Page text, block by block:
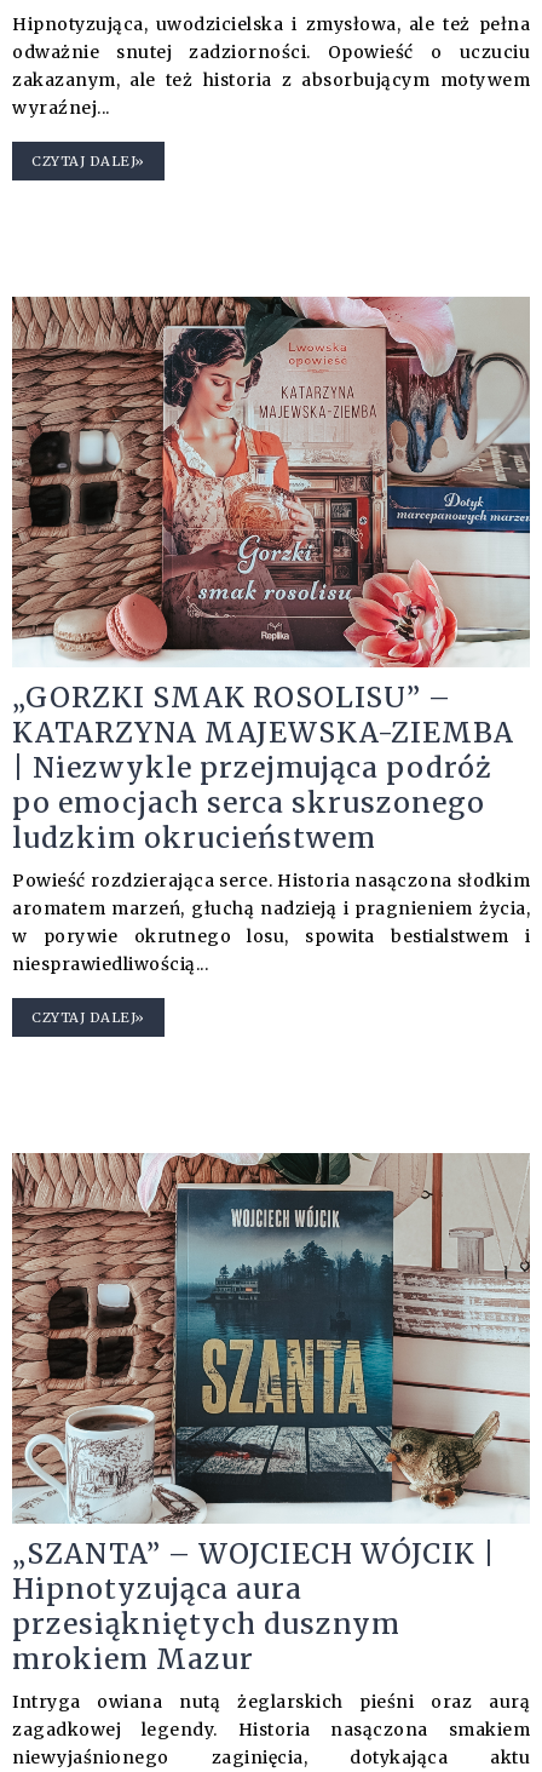
Hipnotyzująca, uwodzicielska i zmysłowa, ale też pełna
odważnie snutej zadziorności. Opowieść o uczuciu
zakazanym, ale też historia z absorbującym motywem
wyraźnej...
CZYTAJ DALEJ»
„GORZKI SMAK ROSOLISU” –
KATARZYNA MAJEWSKA-ZIEMBA
| Niezwykle przejmująca podróż
po emocjach serca skruszonego
ludzkim okrucieństwem
Powieść rozdzierająca serce. Historia nasączona słodkim
aromatem marzeń, głuchą nadzieją i pragnieniem życia,
w porywie okrutnego losu, spowita bestialstwem i
niesprawiedliwością...
CZYTAJ DALEJ»
„SZANTA” – WOJCIECH WÓJCIK |
Hipnotyzująca aura
przesiąkniętych dusznym
mrokiem Mazur
Intryga owiana nutą żeglarskich pieśni oraz aurą
zagadkowej legendy. Historia nasączona smakiem
niewyjaśnionego zaginięcia, dotykająca aktu